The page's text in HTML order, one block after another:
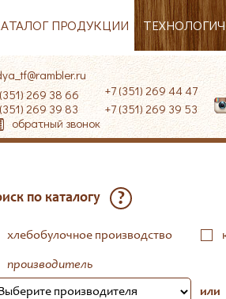
ПРОДУКЦИИ
269 38 66
269 39 83
+7 (351) 269 44 47
+7 (351) 269 39 53
обратный звонок
по каталогу ?
хлебобулочное производство
производитель
или